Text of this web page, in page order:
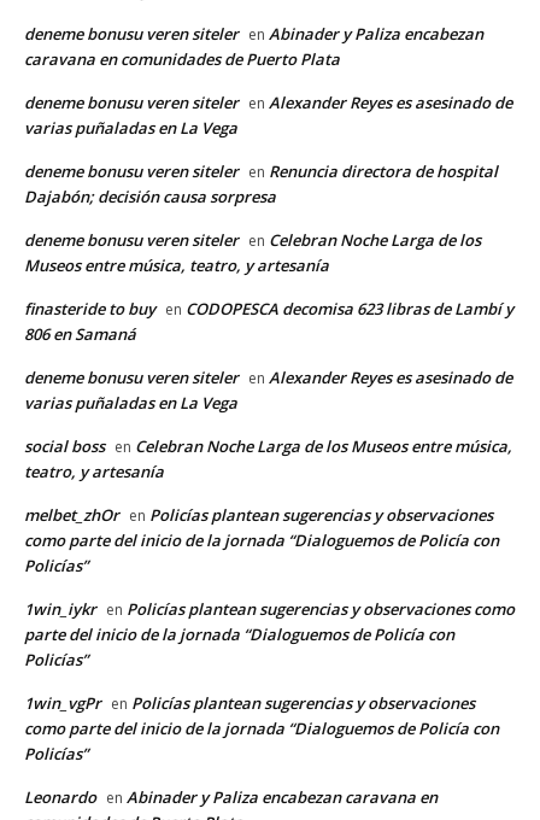
deneme bonusu veren siteler en Abinader y Paliza encabezan
caravana en comunidades de Puerto Plata
deneme bonusu veren siteler en Alexander Reyes es asesinado de
varias puñaladas en La Vega
deneme bonusu veren siteler en Renuncia directora de hospital
Dajabón; decisión causa sorpresa
deneme bonusu veren siteler en Celebran Noche Larga de los
Museos entre música, teatro, y artesanía
finasteride to buy en CODOPESCA decomisa 623 libras de Lambí y
806 en Samaná
deneme bonusu veren siteler en Alexander Reyes es asesinado de
varias puñaladas en La Vega
social boss en Celebran Noche Larga de los Museos entre música,
teatro, y artesanía
melbet_zhOr en Policías plantean sugerencias y observaciones
como parte del inicio de la jornada “Dialoguemos de Policía con
Policías”
1win_iykr en Policías plantean sugerencias y observaciones como
parte del inicio de la jornada “Dialoguemos de Policía con
Policías”
1win_vgPr en Policías plantean sugerencias y observaciones
como parte del inicio de la jornada “Dialoguemos de Policía con
Policías”
Leonardo en Abinader y Paliza encabezan caravana en